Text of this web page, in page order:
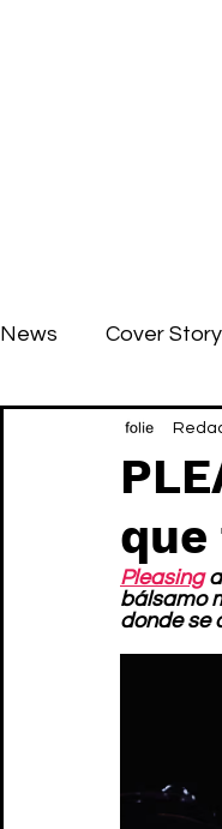
News Cover Story
que
Pleasing
bálsamo
donde se